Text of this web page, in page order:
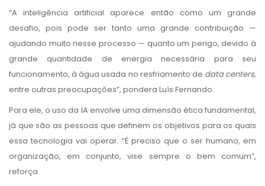
“A inteligência artificial aparece então como um grande
desafio, pois pode ser tanto uma grande contribuição —
ajudando muito nesse processo — quanto um perigo, devido à
grande quantidade de energia necessária para seu
funcionamento, à água usada no resfriamento de data centers,
entre outras preocupações”, pondera Luís Fernando.
Para ele, o uso da IA envolve uma dimensão ética fundamental,
já que são as pessoas que definem os objetivos para os quais
essa tecnologia vai operar. “É preciso que o ser humano, em
organização, em conjunto, vise sempre o bem comum”,
reforça.